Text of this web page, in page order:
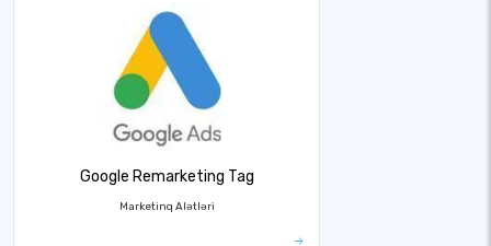
Google Remarketing Tag
Marketinq Alətləri